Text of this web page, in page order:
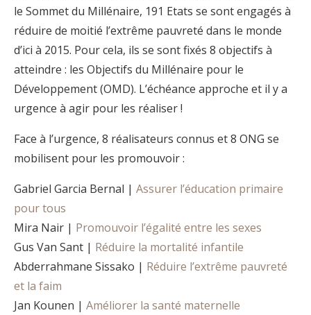
le Sommet du Millénaire, 191 Etats se sont engagés à
réduire de moitié l’extrême pauvreté dans le monde
d’ici à 2015. Pour cela, ils se sont fixés 8 objectifs à
atteindre : les Objectifs du Millénaire pour le
Développement (OMD). L’échéance approche et il y a
urgence à agir pour les réaliser !
Face à l’urgence, 8 réalisateurs connus et 8 ONG se
mobilisent pour les promouvoir :
Gabriel Garcia Bernal | Assurer l’éducation primaire
pour tous
Mira Nair | Promouvoir l’égalité entre les sexes
Gus Van Sant | Réduire la mortalité infantile
Abderrahmane Sissako | Réduire l’extrême pauvreté
et la faim
Jan Kounen | Améliorer la santé maternelle